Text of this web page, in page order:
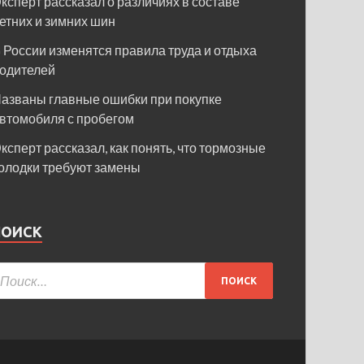
и зимних шин
России изменятся правила труда и отдыха
главные ошибки при покупке
с пробегом
рассказал, как понять, что тормозные
требуют замены